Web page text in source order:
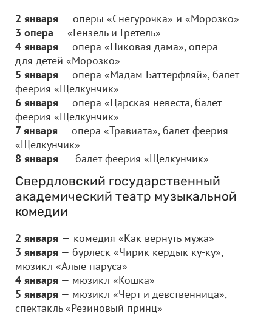
2 января — оперы «Снегурочка» и «Морозко»
3 опера — «Гензель и Гретель»
4 января — опера «Пиковая дама», опера
для детей «Морозко»
5 января — опера «Мадам Баттерфляй», балет-
феерия «Щелкунчик»
6 января — опера «Царская невеста, балет-
феерия «Щелкунчик»
7 января — опера «Травиата», балет-феерия
«Щелкунчик»
8 января — балет-феерия «Щелкунчик»
Свердловский государственный
академический театр музыкальной
комедии
2 января — комедия «Как вернуть мужа»
3 января — бурлеск «Чирик кердык ку-ку»,
мюзикл «Алые паруса»
4 января — мюзикл «Кошка»
5 января — мюзикл «Черт и девственница»,
спектакль «Резиновый принц»